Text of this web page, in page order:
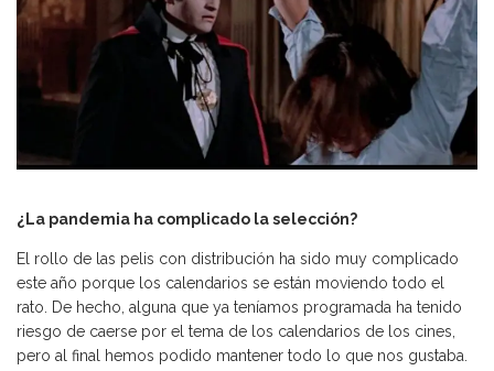
¿La pandemia ha complicado la selección?
El rollo de las pelis con distribución ha sido muy complicado
este año porque los calendarios se están moviendo todo el
rato. De hecho, alguna que ya teníamos programada ha tenido
riesgo de caerse por el tema de los calendarios de los cines,
pero al final hemos podido mantener todo lo que nos gustaba.